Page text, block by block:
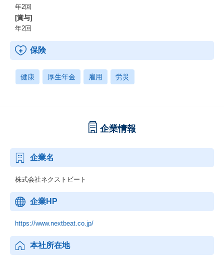
年2回
[賞与]
年2回
保険
健康 厚生年金 雇用 労災
企業情報
企業名
株式会社ネクストビート
企業HP
https://www.nextbeat.co.jp/
本社所在地